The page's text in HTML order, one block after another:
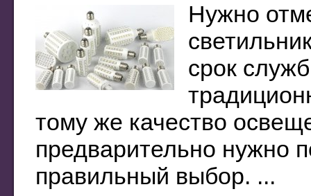
Нужно
срок
тому же качество
предварительно нужно
правильный выбор. ...